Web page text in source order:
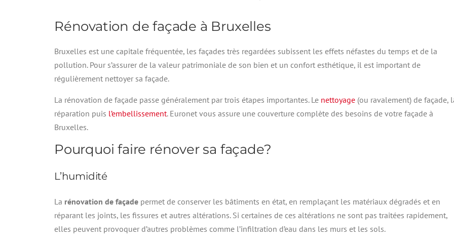
Rénovation de façade à Bruxelles
Bruxelles est une capitale fréquentée, les façades très regardées subissent les effets néfastes du temps et de la
pollution. Pour s’assurer de la valeur patrimoniale de son bien et un confort esthétique, il est important de
régulièrement nettoyer sa façade.
La rénovation de façade passe généralement par trois étapes importantes. Le nettoyage (ou ravalement) de façade,
réparation puis l’embellissement. Euronet vous assure une couverture complète des besoins de votre façade à
Bruxelles.
Pourquoi faire rénover sa façade?
L’humidité
La rénovation de façade permet de conserver les bâtiments en état, en remplaçant les matériaux dégradés et en
réparant les joints, les fissures et autres altérations. Si certaines de ces altérations ne sont pas traitées rapidement,
elles peuvent provoquer d’autres problèmes comme l’infiltration d’eau dans les murs et les sols.